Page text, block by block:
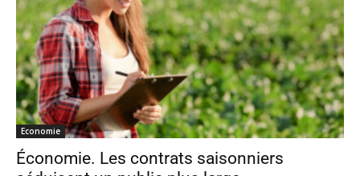
Economie
Économie. Les contrats saisonniers